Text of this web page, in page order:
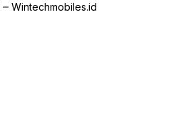
Wintechmobiles.id